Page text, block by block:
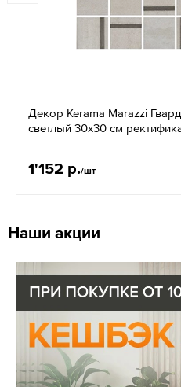
Декор Kerama Marazzi
светлый 30x30 см
1'152 р./шт
Наши акции